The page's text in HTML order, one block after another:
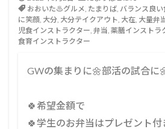
おおいた♨グルメ, たまりば, バランス良い
に笑顔, 大分, 大分テイクアウト, 大在, 大量弁
児食インストラクター, 弁当, 薬膳インストラ
食育インストラクター
GWの集まりに🌼部活の試合に
⁡🍀希望金額で⁡
⁡🍀学生のお弁当はプレゼント付